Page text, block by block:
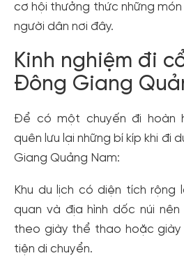
cơ hội thưởng thức những
người dân nơi đây.
Kinh nghiệm đi
Đông Giang
Để có một chuyến đi hoàn
quên lưu lại những bí kíp khi đi
Giang Quảng Nam:
Khu du lịch có diện tích rộng
quan và địa hình dốc núi
theo giày thể thao hoặc
tiện di chuyển.